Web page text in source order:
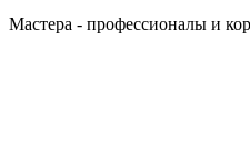
Мастера - профессионалы и